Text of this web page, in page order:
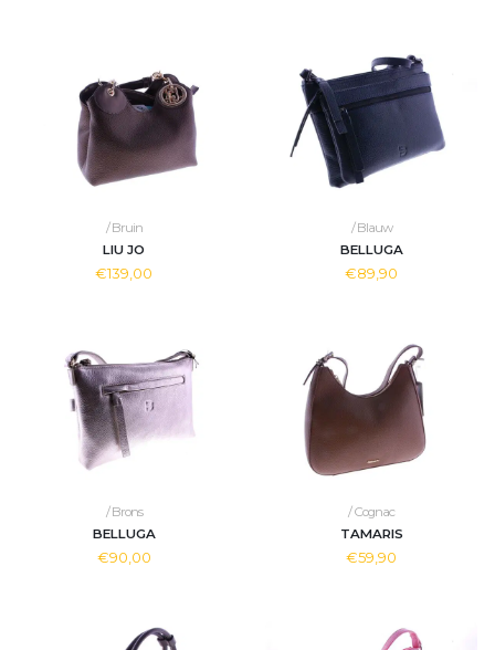
/ Bruin
LIU JO
€139,00
/ Blauw
BELLUGA
€89,90
/ Brons
BELLUGA
€90,00
/ Cognac
TAMARIS
€59,90